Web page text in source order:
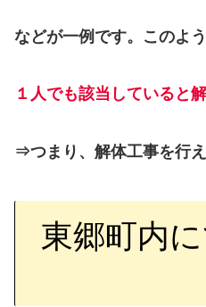
などが一例です。このよ
１人でも該当していると
⇒つまり、解体工事を行
東郷町内